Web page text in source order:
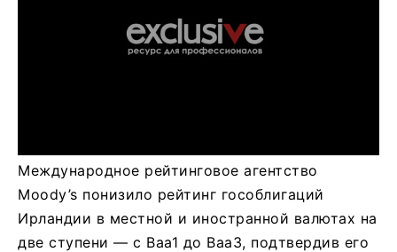
Международное рейтинговое агентство
Moody’s понизило рейтинг гособлигаций
Ирландии в местной и иностранной валютах на
две ступени — с Baa1 до Baa3, подтвердив его